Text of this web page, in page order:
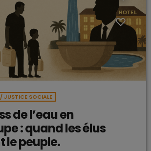
JUSTICE SOCIALE
de l’eau en
: quand les élus
le peuple.